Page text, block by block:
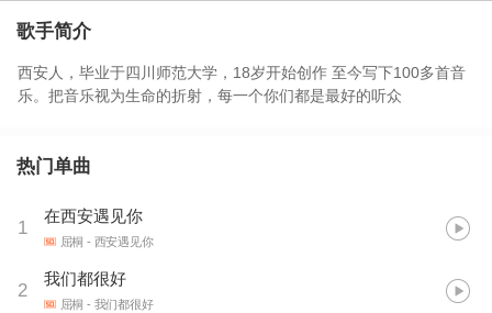
歌手简介
西安人，毕业于四川师范大学，18岁开始创作 至今写下100多首音
乐。把音乐视为生命的折射，每一个你们都是最好的听众
热门单曲
1
在西安遇见你
屈桐 - 西安遇见你
2
我们都很好
屈桐 - 我们都很好